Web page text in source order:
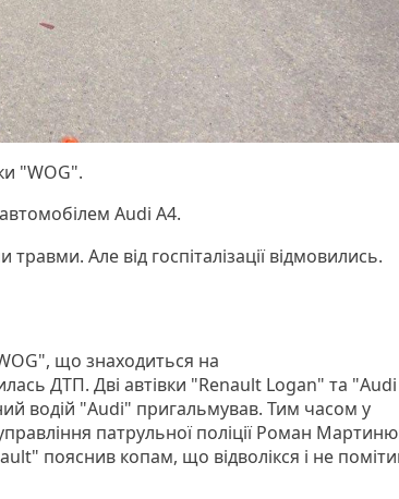
"WOG".
Аudi А4.
Але від госпіталізації відмовились.
що знаходиться на
ДТП. Дві автівки "Renault Logan" та "Audi
водій "Audi" пригальмував. Тим часом у
патрульної поліції Роман
пояснив копам, що відволікся і не